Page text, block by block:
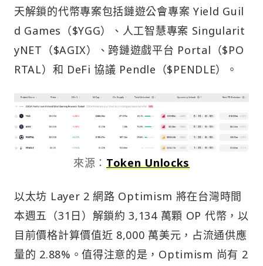
天解鎖的代幣專案包括鏈遊公會專案 Yield Guil
d Games（$YGG）、人工智慧專案 Singularit
yNET（$AGIX）、跨鏈遊戲平台 Portal（$PO
RTAL）和 DeFi 協議 Pendle（$PENDLE）。
來源： Token Unlocks
以太坊 Layer 2 網路 Optimism 將在台灣時間
本週五（31日）解鎖約 3,134 萬顆 OP 代幣，以
目前價格計算價值近 8,000 萬美元，占流通供應
量的 2.88%。值得注意的是，Optimism 尚有 2